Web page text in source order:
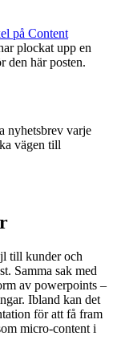
på Content
plockat upp en
den här posten.
nyhetsbrev varje
vägen till
till kunder och
Samma sak med
av powerpoints –
Ibland kan det
för att få fram
micro-content i